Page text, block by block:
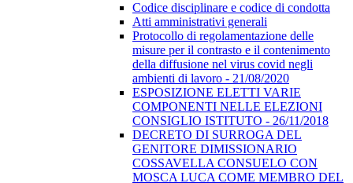
Codice disciplinare e codice di condotta
Atti amministrativi generali
Protocollo di regolamentazione delle
misure per il contrasto e il contenimento
della diffusione nel virus covid negli
ambienti di lavoro - 21/08/2020
ESPOSIZIONE ELETTI VARIE
COMPONENTI NELLE ELEZIONI
CONSIGLIO ISTITUTO - 26/11/2018
DECRETO DI SURROGA DEL
GENITORE DIMISSIONARIO
COSSAVELLA CONSUELO CON
MOSCA LUCA COME MEMBRO DEL